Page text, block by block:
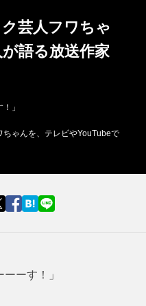
芸⼈フワちゃ
語る放送作家
」
ちゃんを、テレビやYouTubeで
ーす！」